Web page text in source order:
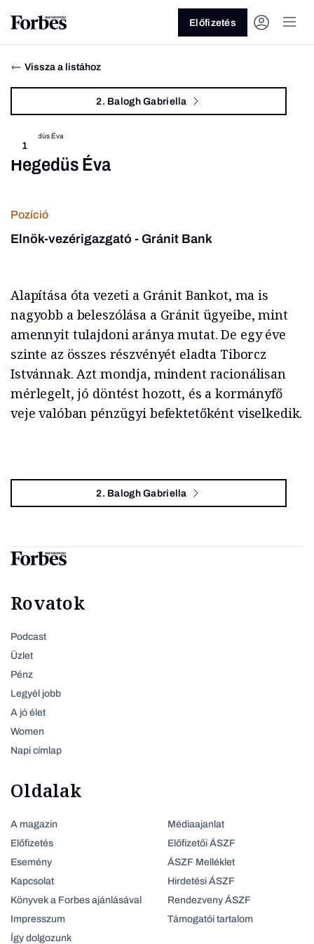
Üzlet Pénz Zöld Legyél jobb!
Előfizetés
Vissza a listához
2. Balogh Gabriella
1
Hegedüs Éva
Pozíció
Elnök-vezérigazgató - Gránit Bank
Alapítása óta vezeti a Gránit Bankot, ma is
nagyobb a beleszólása a Gránit ügyeibe, mint
amennyit tulajdoni aránya mutat. De egy éve
szinte az összes részvényét eladta Tiborcz
Istvánnak. Azt mondja, mindent racionálisan
mérlegelt, jó döntést hozott, és a kormányfő
veje valóban pénzügyi befektetőként viselkedik.
2. Balogh Gabriella
Rovatok
Podcast
Üzlet
Pénz
Legyél jobb
A jó élet
Women
Napi címlap
Oldalak
A magazin
Előfizetés
Esemény
Kapcsolat
Könyvek a Forbes ajánlásával
Impresszum
Így dolgozunk
Médiaajanlat
Előfizetői ÁSZF
ÁSZF Melléklet
Hirdetési ÁSZF
Rendezveny ÁSZF
Támogatói tartalom